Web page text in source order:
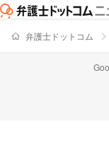
弁護士ドットコム